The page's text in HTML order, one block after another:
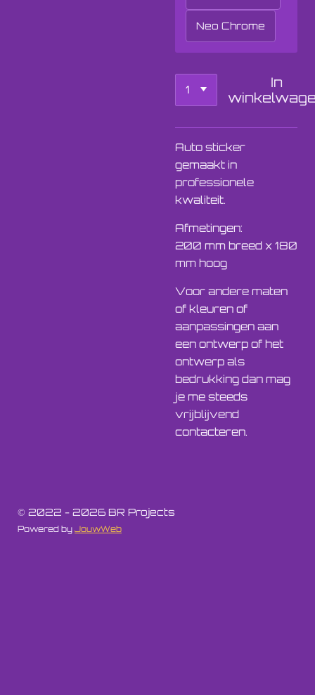
Neo Chrome
In
Auto sticker
gemaakt in
professionele
kwaliteit.
Afmetingen:
200 mm breed x 180
mm hoog
Voor andere maten
of kleuren of
aanpassingen aan
een ontwerp of het
ontwerp als
bedrukking dan mag
je me steeds
vrijblijvend
contacteren.
© 2022 - 2026 BR Projects
Powered by JouwWeb